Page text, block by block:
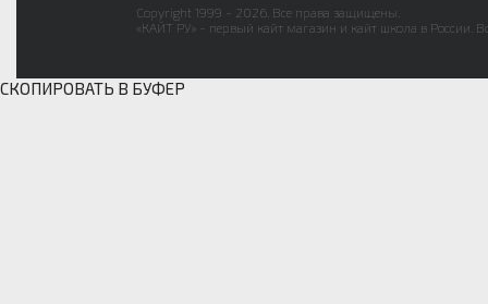
Copyright 1999 - 2026. Все права защищены.
«КАЙТ РУ» - первый кайт магазин и кайт школа в России.
СКОПИРОВАТЬ В БУФЕР